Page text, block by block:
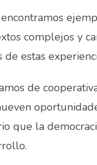
complejos y
de estas
de
que la